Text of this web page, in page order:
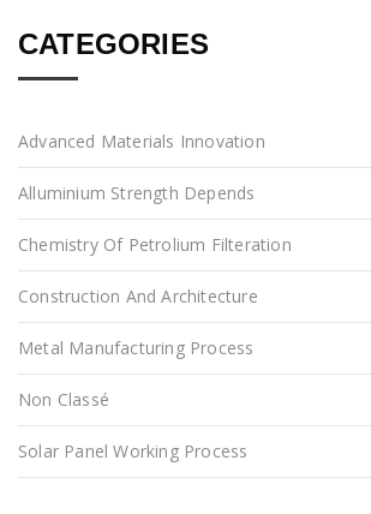
CATEGORIES
Advanced Materials Innovation
Alluminium Strength Depends
Chemistry Of Petrolium Filteration
Construction And Architecture
Metal Manufacturing Process
Non Classé
Solar Panel Working Process